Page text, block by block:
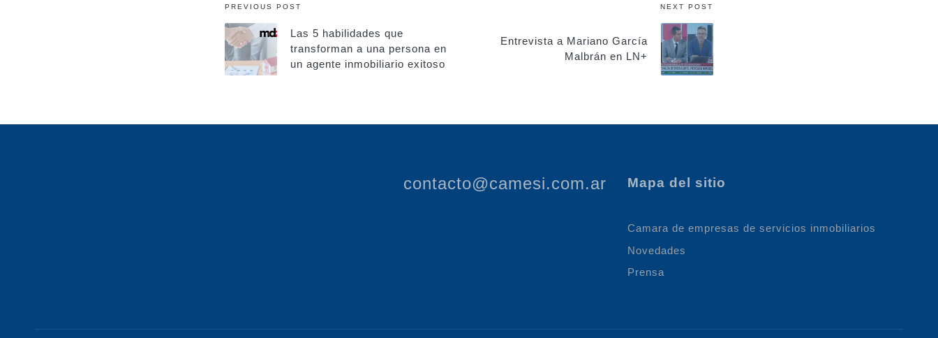
Post
navigation
PREVIOUS POST
Las 5 habilidades que
transforman a una persona en
un agente inmobiliario exitoso
NEXT POST
Entrevista a Mariano García
Malbrán en LN+
contacto@camesi.com.ar Mapa del sitio
Camara de empresas de servicios inmobiliarios
Novedades
Prensa